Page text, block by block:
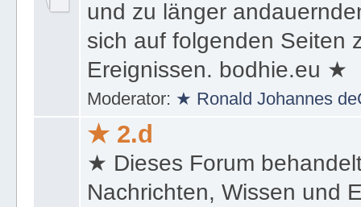
und zu länger
sich auf folgenden Seiten
Ereignissen. bodhie.eu ★
Moderator: ★ Ronald Johannes
★ 2.d
★ Dieses Forum
Nachrichten, Wissen und